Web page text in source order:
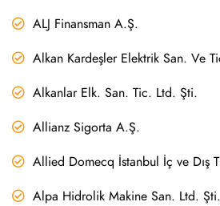
ALJ Finansman A.Ş.
Alkan Kardeşler Elektrik San. Ve
Alkanlar Elk. San. Tic. Ltd. Şti.
Allianz Sigorta A.Ş.
Allied Domecq İstanbul İç ve Dış
Alpa Hidrolik Makine San. Ltd. Şti.